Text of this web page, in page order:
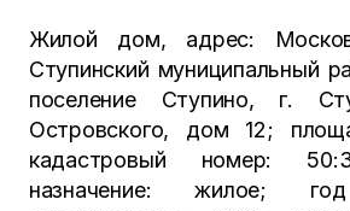
Жилой дом, адрес:
Ступинский муниципальный
поселение Ступино, г.
Островского, дом 12;
кадастровый номер:
назначение: жилое;